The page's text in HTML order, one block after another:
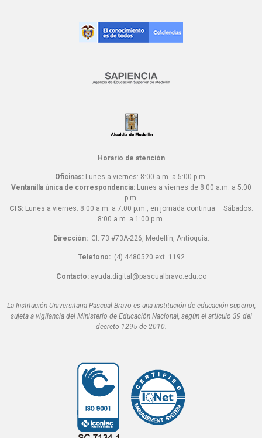
Horario de atención
Oficinas: Lunes a viernes: 8:00 a.m. a 5:00 p.m.
Ventanilla única de correspondencia:Lunes a viernes de 8:00 a.m. a 5:00
p.m.
CIS:Lunes a viernes: 8:00 a.m. a 7:00 p.m., en jornada continua – Sábados:
8:00 a.m. a 1:00 p.m.
Dirección: Cl. 73 #73A-226, Medellín, Antioquia.
Telefono:(4) 4480520 ext. 1192
Contacto:ayuda.digital@pascualbravo.edu.co
La Institución Universitaria Pascual Bravo es una institución de educación superior,
sujeta a vigilancia del Ministerio de Educación Nacional, según el artículo 39 del
decreto 1295 de 2010.